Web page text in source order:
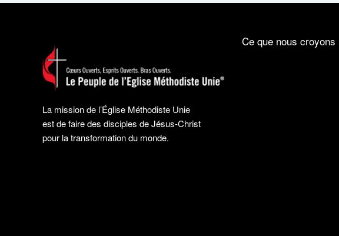
La mission de l’Église Méthodiste Unie
est de faire des disciples de Jésus-Christ
pour la transformation du monde.
Ce que nous croyons